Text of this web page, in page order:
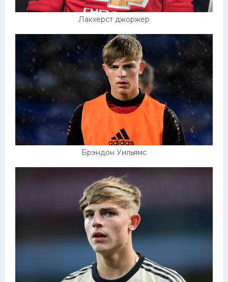
Лакхерст джоржер
Брэндон Уильямс